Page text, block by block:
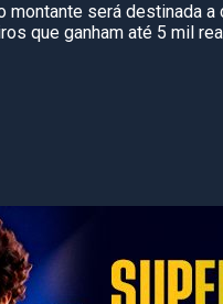
montante será destinada
que ganham até 5 mil